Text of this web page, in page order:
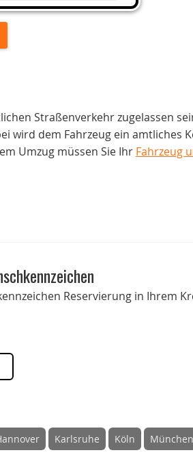
Straßenverkehr zugelassen
dem Fahrzeug ein amtliches
Umzug müssen Sie Ihr Fahrzeug
Reservierung in Ihrem
Karlsruhe Köln München